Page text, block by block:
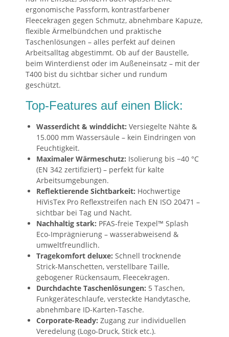
ergonomische Passform, kontrastfarbener
Fleecekragen gegen Schmutz, abnehmbare Kapuze,
flexible Ärmelbündchen und praktische
Taschenlösungen – alles perfekt auf deinen
Arbeitsalltag abgestimmt. Ob auf der Baustelle,
beim Winterdienst oder im Außeneinsatz – mit der
T400 bist du sichtbar sicher und rundum
geschützt.
Top-Features auf einen Blick:
Wasserdicht & winddicht: Versiegelte Nähte &
15.000 mm Wassersäule – kein Eindringen von
Feuchtigkeit.
Maximaler Wärmeschutz: Isolierung bis −40 °C
(EN 342 zertifiziert) – perfekt für kalte
Arbeitsumgebungen.
Reflektierende Sichtbarkeit: Hochwertige
HiVisTex Pro Reflexstreifen nach EN ISO 20471 –
sichtbar bei Tag und Nacht.
Nachhaltig stark: PFAS-freie Texpel™ Splash
Eco-Imprägnierung – wasserabweisend &
umweltfreundlich.
Tragekomfort deluxe: Schnell trocknende
Strick-Manschetten, verstellbare Taille,
gebogener Rückensaum, Fleecekragen.
Durchdachte Taschenlösungen: 5 Taschen,
Funkgeräteschlaufe, versteckte Handytasche,
abnehmbare ID-Karten-Tasche.
Corporate-Ready: Zugang zur individuellen
Veredelung (Logo-Druck, Stick etc.).